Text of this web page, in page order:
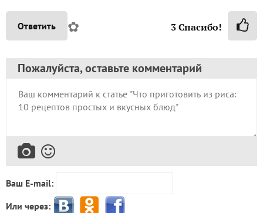
Ответить ✿ 3Спасибо!
Пожалуйста, оставьте комментарий
Ваш E-mail:
Или через: